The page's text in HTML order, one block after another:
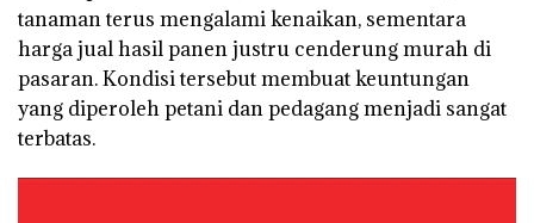
tanaman terus mengalami kenaikan, sementara
harga jual hasil panen justru cenderung murah di
pasaran. Kondisi tersebut membuat keuntungan
yang diperoleh petani dan pedagang menjadi sangat
terbatas.